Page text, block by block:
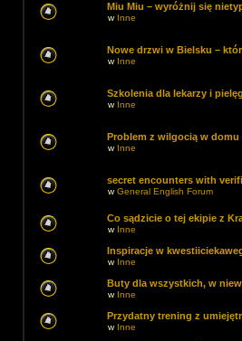
Miu Miu – wyróżnij się
w Inne
Nowe drzwi w Bielsku –
w Inne
Szkolenia dla lekarzy i
w Inne
Problem z wilgocią w
w Inne
secret encounters with
wGeneral English Forum
Co sądzicie o tej ekipie z
w Inne
Inspiracje w
w Inne
Buty dla wszystkich, w
w Inne
Przydatny trening z
w Inne